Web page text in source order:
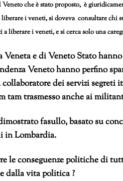
che è stato proposto, è
i veneti, si doveva consultare chi
liberare i veneti, e si cerca solo una
e di Veneto Stato
Veneto hanno perfino
collaboratore dei servizi
tam trasmesso anche ai
fasullo, basato su
in Lombardia.
le conseguenze politiche di
dalla vita politica ?